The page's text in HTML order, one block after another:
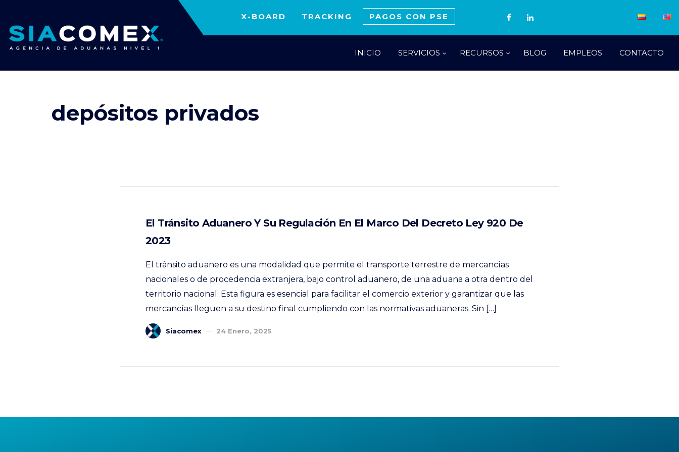
X-BOARD TRACKING PAGOS CON PSE
INICIO SERVICIOS RECURSOS BLOG EMPLEOS CONTACTO
depósitos privados
El Tránsito Aduanero Y Su Regulación En El Marco Del Decreto Ley 920 De
2023
El tránsito aduanero es una modalidad que permite el transporte terrestre de mercancías
nacionales o de procedencia extranjera, bajo control aduanero, de una aduana a otra dentro del
territorio nacional. Esta figura es esencial para facilitar el comercio exterior y garantizar que las
mercancías lleguen a su destino final cumpliendo con las normativas aduaneras. Sin […]
Siacomex 24 Enero, 2025